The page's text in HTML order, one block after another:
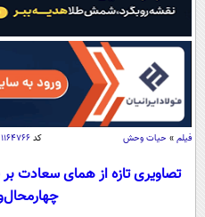
آب و
اوقات
سواد
اقتصاد
فیلم » حیات وحش کد۱۱۶۴۷۶۶
تصاویری تازه از همای سعادت